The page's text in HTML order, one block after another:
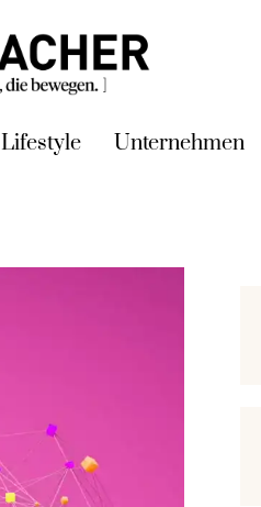
Lifestyle Unternehmen